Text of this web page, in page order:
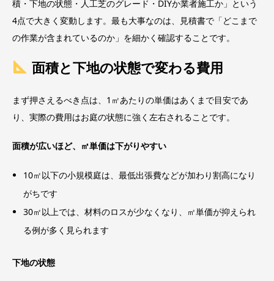
積・下地の状態・人工芝のグレード・DIYか業者施工か」という
4点で大きく変動します。最も大事なのは、見積書で「どこまで
の作業が含まれているのか」を細かく確認することです。
面積と下地の状態で変わる費用
まず押さえるべき点は、1㎡あたりの単価はあくまで目安であ
り、実際の費用はお庭の状態に強く左右されることです。
面積が広いほど、㎡単価は下がりやすい
10㎡以下の小規模庭は、最低出張費などが加わり割高になり
がちです
30㎡以上では、材料のロスが少なくなり、㎡単価が抑えられ
る例が多く見られます
下地の状態